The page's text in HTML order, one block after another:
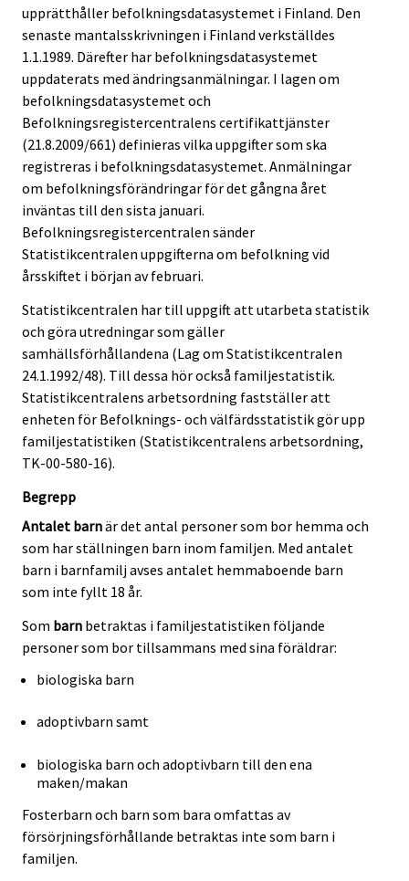
upprätthåller befolkningsdatasystemet i Finland. Den
senaste mantalsskrivningen i Finland verkställdes
1.1.1989. Därefter har befolkningsdatasystemet
uppdaterats med ändringsanmälningar. I lagen om
befolkningsdatasystemet och
Befolkningsregistercentralens certifikattjänster
(21.8.2009/661) definieras vilka uppgifter som ska
registreras i befolkningsdatasystemet. Anmälningar
om befolkningsförändringar för det gångna året
inväntas till den sista januari.
Befolkningsregistercentralen sänder
Statistikcentralen uppgifterna om befolkning vid
årsskiftet i början av februari.
Statistikcentralen har till uppgift att utarbeta statistik
och göra utredningar som gäller
samhällsförhållandena (Lag om Statistikcentralen
24.1.1992/48). Till dessa hör också familjestatistik.
Statistikcentralens arbetsordning fastställer att
enheten för Befolknings- och välfärdsstatistik gör upp
familjestatistiken (Statistikcentralens arbetsordning,
TK-00-580-16).
Begrepp
Antalet barnär det antal personer som bor hemma och
som har ställningen barn inom familjen. Med antalet
barn i barnfamilj avses antalet hemmaboende barn
som inte fyllt 18 år.
Som barn betraktas i familjestatistiken följande
personer som bor tillsammans med sina föräldrar:
biologiska barn
adoptivbarn samt
biologiska barn och adoptivbarn till den ena
maken/makan
Fosterbarn och barn som bara omfattas av
försörjningsförhållande betraktas inte som barn i
familjen.